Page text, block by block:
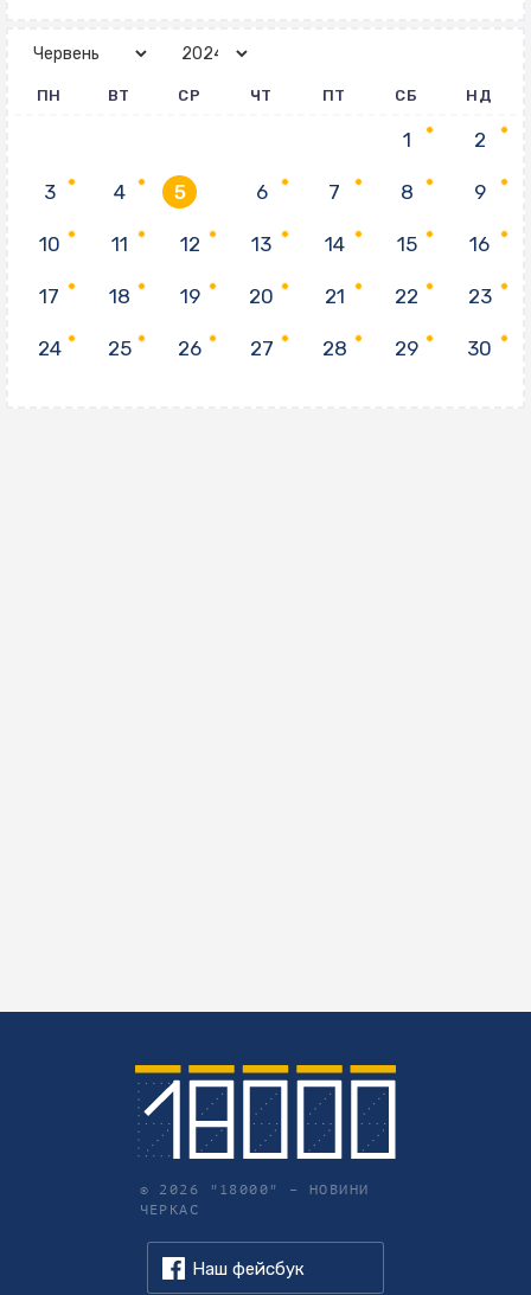
ПН ВТ СР ЧТ ПТ СБ НД
1 2
3 4 5 6 7 8 9
10 11 12 13 14 15 16
17 18 19 20 21 22 23
24 25 26 27 28 29 30
© 2026 "18000" – НОВИНИ
ЧЕРКАС
Наш фейсбук